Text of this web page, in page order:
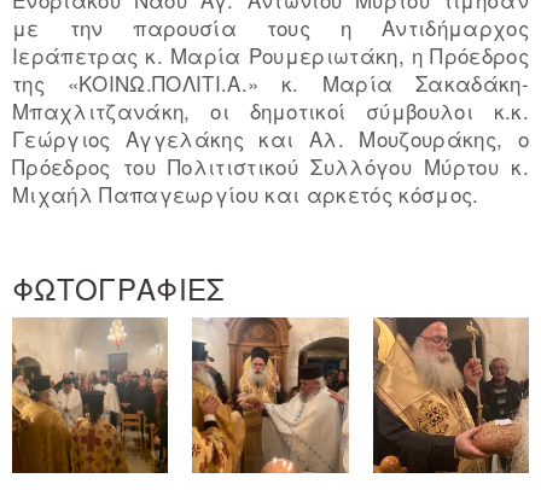
με την παρουσία τους η Αντιδήμαρχος
Ιεράπετρας κ. Μαρία Ρουμεριωτάκη, η Πρόεδρος
της «ΚΟΙΝΩ.ΠΟΛΙΤΙ.Α.» κ. Μαρία Σακαδάκη-
Μπαχλιτζανάκη, οι δημοτικοί σύμβουλοι κ.κ.
Γεώργιος Αγγελάκης και Αλ. Μουζουράκης, ο
Πρόεδρος του Πολιτιστικού Συλλόγου Μύρτου κ.
Μιχαήλ Παπαγεωργίου και αρκετός κόσμος.
ΦΩΤΟΓΡΑΦΙΕΣ